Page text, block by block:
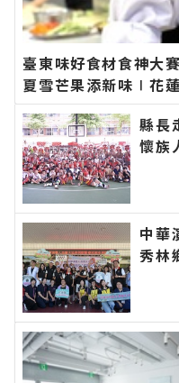
臺東味好食材食神
夏雪芒果添新味∣花
最快速的今日新聞報
縣長
懷族
的今
訊！
中華
秀林
的今
訊！